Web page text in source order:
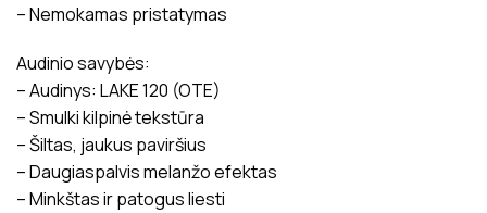
– Nemokamas pristatymas
Audinio savybės:
– Audinys: LAKE 120 (OTE)
– Smulki kilpinė tekstūra
– Šiltas, jaukus paviršius
– Daugiaspalvis melanžo efektas
– Minkštas ir patogus liesti